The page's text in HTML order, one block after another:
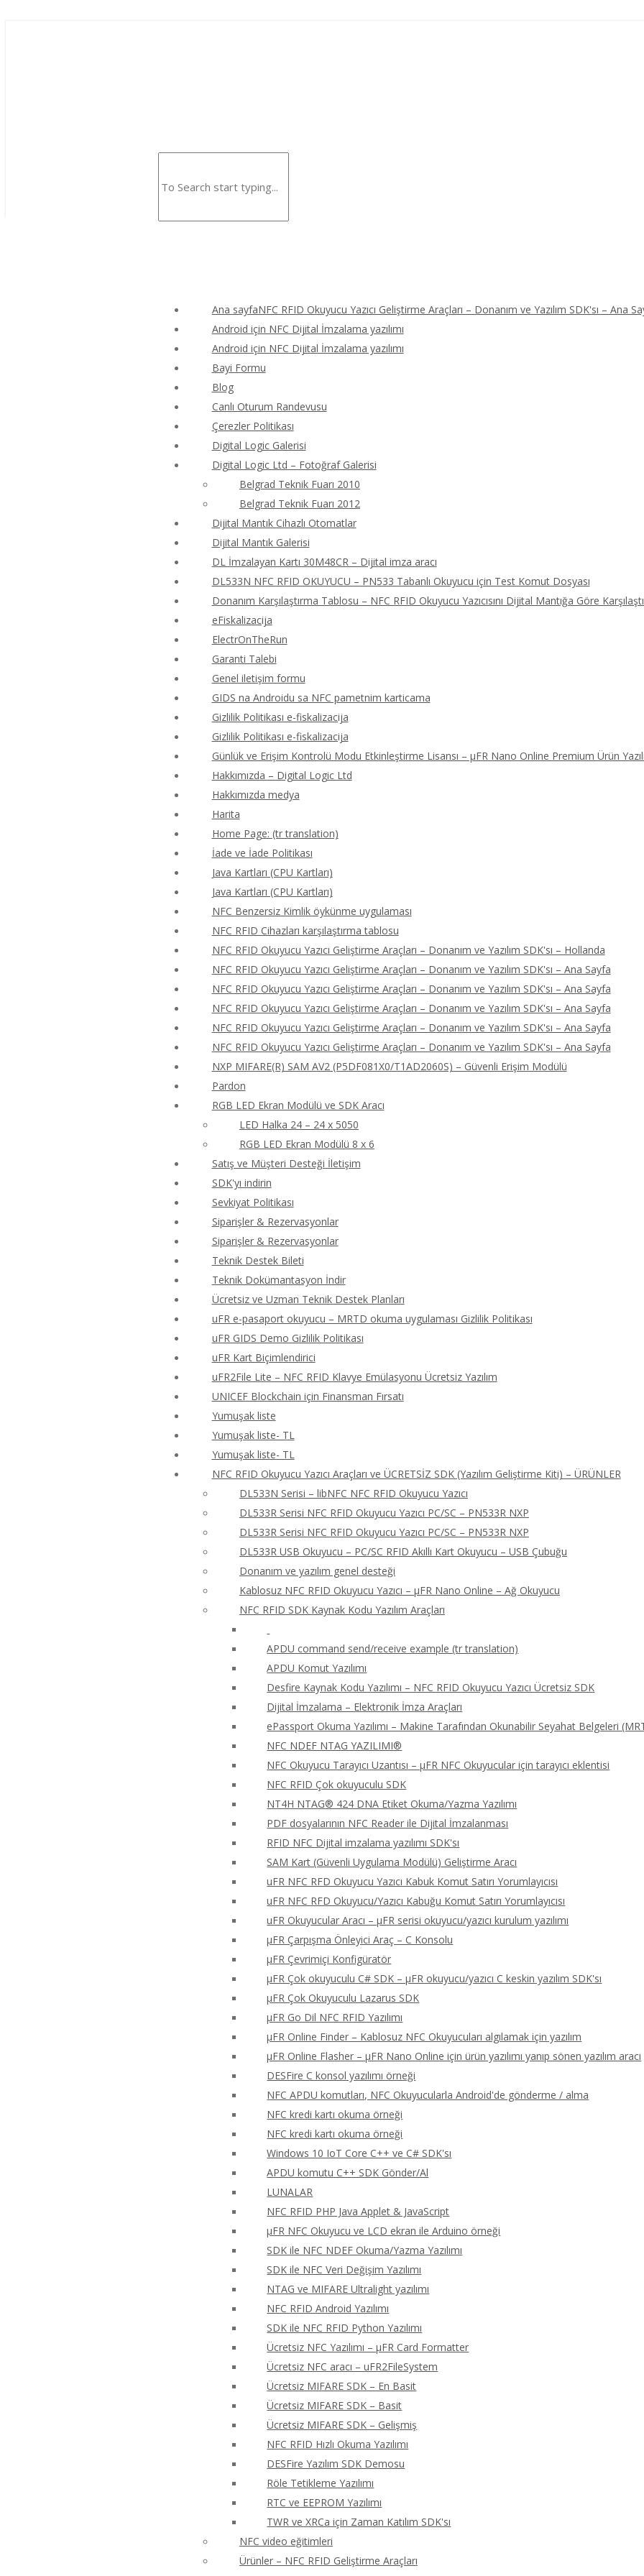
Ana sayfaNFC RFID Okuyucu Yazıcı Geliştirme Araçları – Donanım ve Yazılım SDK'sı – Ana
Android için NFC Dijital İmzalama yazılımı
Android için NFC Dijital İmzalama yazılımı
Bayi Formu
Blog
Canlı Oturum Randevusu
Çerezler Politikası
Digital Logic Galerisi
Digital Logic Ltd – Fotoğraf Galerisi
Belgrad Teknik Fuarı 2010
Belgrad Teknik Fuarı 2012
Dijital Mantık Cihazlı Otomatlar
Dijital Mantık Galerisi
DL İmzalayan Kartı 30M48CR – Dijital imza aracı
DL533N NFC RFID OKUYUCU – PN533 Tabanlı Okuyucu için Test Komut Dosyası
Donanım Karşılaştırma Tablosu – NFC RFID Okuyucu Yazıcısını Dijital Mantığa Göre
eFiskalizacija
ElectrOnTheRun
Garanti Talebi
Genel iletişim formu
GIDS na Androidu sa NFC pametnim karticama
Gizlilik Politikası e-fiskalizacija
Gizlilik Politikası e-fiskalizacija
Günlük ve Erişim Kontrolü Modu Etkinleştirme Lisansı – μFR Nano Online Premium Ürün
Hakkımızda – Digital Logic Ltd
Hakkımızda medya
Harita
Home Page: (tr translation)
İade ve İade Politikası
Java Kartları (CPU Kartları)
Java Kartları (CPU Kartları)
NFC Benzersiz Kimlik öykünme uygulaması
NFC RFID Cihazları karşılaştırma tablosu
NFC RFID Okuyucu Yazıcı Geliştirme Araçları – Donanım ve Yazılım SDK'sı – Hollanda
NFC RFID Okuyucu Yazıcı Geliştirme Araçları – Donanım ve Yazılım SDK'sı – Ana Sayfa
NFC RFID Okuyucu Yazıcı Geliştirme Araçları – Donanım ve Yazılım SDK'sı – Ana Sayfa
NFC RFID Okuyucu Yazıcı Geliştirme Araçları – Donanım ve Yazılım SDK'sı – Ana Sayfa
NFC RFID Okuyucu Yazıcı Geliştirme Araçları – Donanım ve Yazılım SDK'sı – Ana Sayfa
NFC RFID Okuyucu Yazıcı Geliştirme Araçları – Donanım ve Yazılım SDK'sı – Ana Sayfa
NXP MIFARE(R) SAM AV2 (P5DF081X0/T1AD2060S) – Güvenli Erişim Modülü
Pardon
RGB LED Ekran Modülü ve SDK Aracı
LED Halka 24 – 24 x 5050
RGB LED Ekran Modülü 8 x 6
Satış ve Müşteri Desteği İletişim
SDK'yı indirin
Sevkiyat Politikası
Siparişler & Rezervasyonlar
Siparişler & Rezervasyonlar
Teknik Destek Bileti
Teknik Dokümantasyon İndir
Ücretsiz ve Uzman Teknik Destek Planları
uFR e-pasaport okuyucu – MRTD okuma uygulaması Gizlilik Politikası
uFR GIDS Demo Gizlilik Politikası
uFR Kart Biçimlendirici
uFR2File Lite – NFC RFID Klavye Emülasyonu Ücretsiz Yazılım
UNICEF Blockchain için Finansman Fırsatı
Yumuşak liste
Yumuşak liste- TL
Yumuşak liste- TL
NFC RFID Okuyucu Yazıcı Araçları ve ÜCRETSİZ SDK (Yazılım Geliştirme Kiti) – ÜRÜNLER
DL533N Serisi – libNFC NFC RFID Okuyucu Yazıcı
DL533R Serisi NFC RFID Okuyucu Yazıcı PC/SC – PN533R NXP
DL533R Serisi NFC RFID Okuyucu Yazıcı PC/SC – PN533R NXP
DL533R USB Okuyucu – PC/SC RFID Akıllı Kart Okuyucu – USB Çubuğu
Donanım ve yazılım genel desteği
Kablosuz NFC RFID Okuyucu Yazıcı – μFR Nano Online – Ağ Okuyucu
NFC RFID SDK Kaynak Kodu Yazılım Araçları
APDU command send/receive example (tr translation)
APDU Komut Yazılımı
Desfire Kaynak Kodu Yazılımı – NFC RFID Okuyucu Yazıcı Ücretsiz SDK
Dijital İmzalama – Elektronik İmza Araçları
ePassport Okuma Yazılımı – Makine Tarafından Okunabilir Seyahat Belgeleri
NFC NDEF NTAG YAZILIMI®
NFC Okuyucu Tarayıcı Uzantısı – μFR NFC Okuyucular için tarayıcı eklentisi
NFC RFID Çok okuyuculu SDK
NT4H NTAG® 424 DNA Etiket Okuma/Yazma Yazılımı
PDF dosyalarının NFC Reader ile Dijital İmzalanması
RFID NFC Dijital imzalama yazılımı SDK'sı
SAM Kart (Güvenli Uygulama Modülü) Geliştirme Aracı
uFR NFC RFD Okuyucu Yazıcı Kabuk Komut Satırı Yorumlayıcısı
uFR NFC RFD Okuyucu/Yazıcı Kabuğu Komut Satırı Yorumlayıcısı
uFR Okuyucular Aracı – μFR serisi okuyucu/yazıcı kurulum yazılımı
μFR Çarpışma Önleyici Araç – C Konsolu
μFR Çevrimiçi Konfigüratör
μFR Çok okuyuculu C# SDK – μFR okuyucu/yazıcı C keskin yazılım SDK'sı
μFR Çok Okuyuculu Lazarus SDK
μFR Go Dil NFC RFID Yazılımı
μFR Online Finder – Kablosuz NFC Okuyucuları algılamak için yazılım
μFR Online Flasher – μFR Nano Online için ürün yazılımı yanıp sönen yazılım aracı
DESFire C konsol yazılımı örneği
NFC APDU komutları, NFC Okuyucularla Android'de gönderme / alma
NFC kredi kartı okuma örneği
NFC kredi kartı okuma örneği
Windows 10 IoT Core C++ ve C# SDK'sı
APDU komutu C++ SDK Gönder/Al
LUNALAR
NFC RFID PHP Java Applet & JavaScript
μFR NFC Okuyucu ve LCD ekran ile Arduino örneği
SDK ile NFC NDEF Okuma/Yazma Yazılımı
SDK ile NFC Veri Değişim Yazılımı
NTAG ve MIFARE Ultralight yazılımı
NFC RFID Android Yazılımı
SDK ile NFC RFID Python Yazılımı
Ücretsiz NFC Yazılımı – μFR Card Formatter
Ücretsiz NFC aracı – uFR2FileSystem
Ücretsiz MIFARE SDK – En Basit
Ücretsiz MIFARE SDK – Basit
Ücretsiz MIFARE SDK – Gelişmiş
NFC RFID Hızlı Okuma Yazılımı
DESFire Yazılım SDK Demosu
Röle Tetikleme Yazılımı
RTC ve EEPROM Yazılımı
TWR ve XRCa için Zaman Katılım SDK'sı
NFC video eğitimleri
Ürünler – NFC RFID Geliştirme Araçları